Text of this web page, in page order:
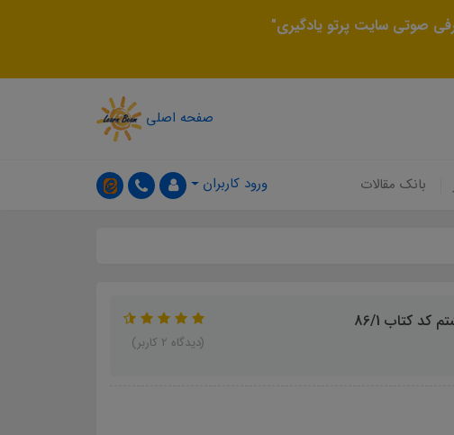
صوتی سایت پرتو یادگیری"
صفحه اصلی
بانک مقالات ورود کاربران
کتاب 86/1
(دیدگاه 2 کاربر)